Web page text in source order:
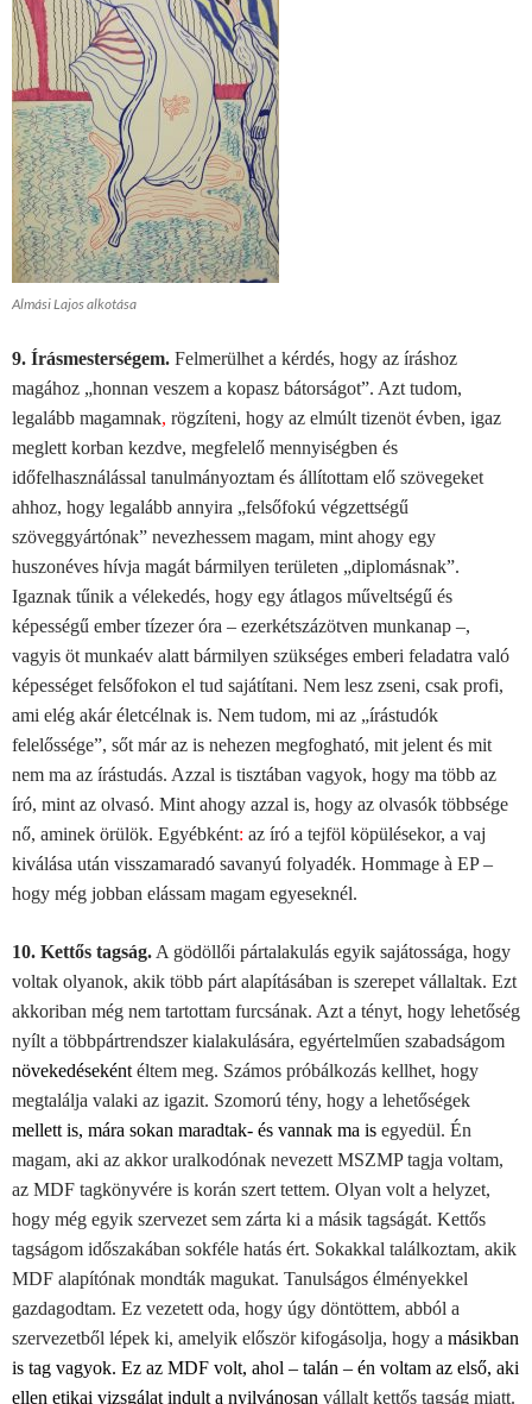
Almási Lajos alkotása
9. Írásmesterségem. Felmerülhet a kérdés, hogy az íráshoz
magához „honnan veszem a kopasz bátorságot”. Azt tudom,
legalább magamnak, rögzíteni, hogy az elmúlt tizenöt évben, igaz
meglett korban kezdve, megfelelő mennyiségben és
időfelhasználással tanulmányoztam és állítottam elő szövegeket
ahhoz, hogy legalább annyira „felsőfokú végzettségű
szöveggyártónak” nevezhessem magam, mint ahogy egy
huszonéves hívja magát bármilyen területen „diplomásnak”.
Igaznak tűnik a vélekedés, hogy egy átlagos műveltségű és
képességű ember tízezer óra – ezerkétszázötven munkanap –,
vagyis öt munkaév alatt bármilyen szükséges emberi feladatra való
képességet felsőfokon el tud sajátítani. Nem lesz zseni, csak profi,
ami elég akár életcélnak is. Nem tudom, mi az „írástudók
felelőssége”, sőt már az is nehezen megfogható, mit jelent és mit
nem ma az írástudás. Azzal is tisztában vagyok, hogy ma több az
író, mint az olvasó. Mint ahogy azzal is, hogy az olvasók többsége
nő, aminek örülök. Egyébként: az író a tejföl köpülésekor, a vaj
kiválása után visszamaradó savanyú folyadék. Hommage à EP –
hogy még jobban elássam magam egyeseknél.
10. Kettős tagság. A gödöllői pártalakulás egyik sajátossága, hogy
voltak olyanok, akik több párt alapításában is szerepet vállaltak. Ezt
akkoriban még nem tartottam furcsának. Azt a tényt, hogy lehetőség
nyílt a többpártrendszer kialakulására, egyértelműen szabadságom
növekedéseként éltem meg. Számos próbálkozás kellhet, hogy
megtalálja valaki az igazit. Szomorú tény, hogy a lehetőségek
mellett is, mára sokan maradtak- és vannak ma is egyedül. Én
magam, aki az akkor uralkodónak nevezett MSZMP tagja voltam,
az MDF tagkönyvére is korán szert tettem. Olyan volt a helyzet,
hogy még egyik szervezet sem zárta ki a másik tagságát. Kettős
tagságom időszakában sokféle hatás ért. Sokakkal találkoztam, akik
MDF alapítónak mondták magukat. Tanulságos élményekkel
gazdagodtam. Ez vezetett oda, hogy úgy döntöttem, abból a
szervezetből lépek ki, amelyik először kifogásolja, hogy a másikban
is tag vagyok. Ez az MDF volt, ahol – talán – én voltam az első, aki
ellen etikai vizsgálat indult a nyilvánosan vállalt kettős tagság miatt.